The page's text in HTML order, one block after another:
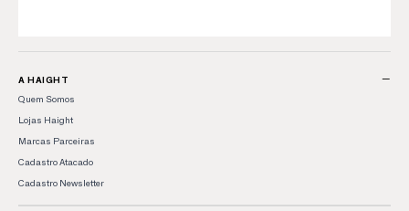
A HAIGHT −
Quem Somos
Lojas Haight
Marcas Parceiras
Cadastro Atacado
Cadastro Newsletter